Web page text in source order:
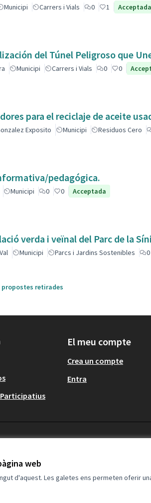
web
d'aquest. Les galetes ens permeten oferir
Municipi Carrers i Vials 0 1 Acceptada
del Túnel Peligroso que
Municipi Carrers i Vials 0 0
para el reciclaje de aceite
Exposito Municipi Residuos Cero
pedagógica.
Municipi 0 0 Acceptada
verda i veïnal del Parc de la
Municipi Parcs i Jardins Sostenibles 0
propostes retirades
Participatius
El meu compte
Crea un compte
Entra